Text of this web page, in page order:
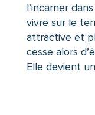
l’incarner
vivre sur le
attractive et
cesse alors
Elle devient